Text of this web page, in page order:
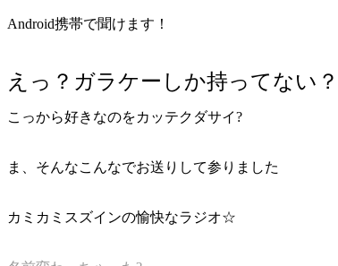
Android携帯で聞けます！
えっ？ガラケーしか持ってない？
こっから好きなのをカッテクダサイ?
ま、そんなこんなでお送りして参りました
カミカミスズインの愉快なラジオ☆